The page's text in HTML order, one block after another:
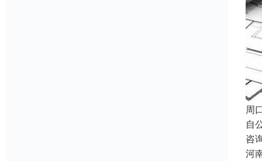
周
自
咨
河